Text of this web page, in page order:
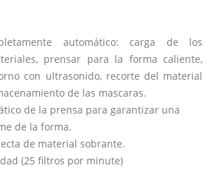
automático: carga de los
prensar para la forma caliente,
con ultrasonido, recorte del material
de las mascaras.
de la prensa para garantizar una
de la forma.
de material sobrante.
(25 filtros por minute)